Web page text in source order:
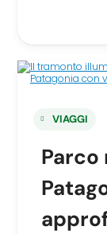
VIAGGI
Parco